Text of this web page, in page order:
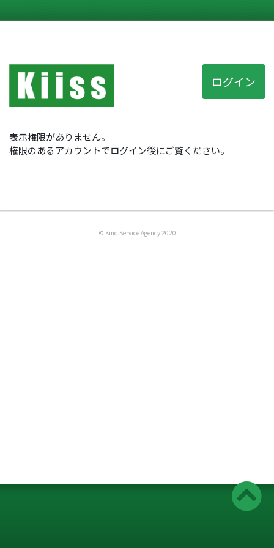
ログイン
表示権限がありません。
権限のあるアカウントでログイン後にご覧ください。
© Kind Service Agency 2020